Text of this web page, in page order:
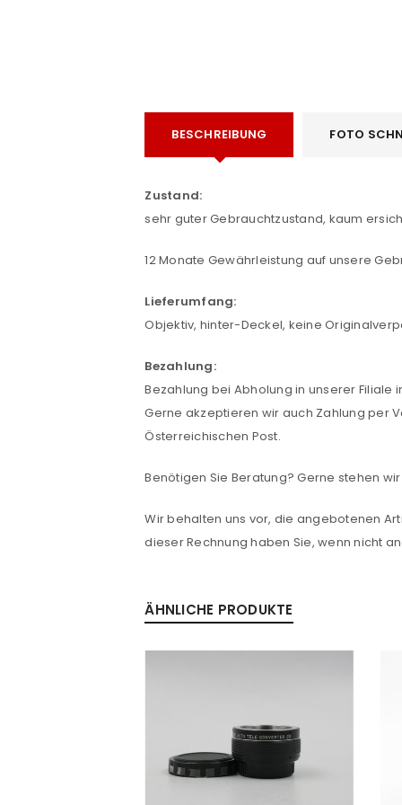
ANMELDEN
PASSWORT VERGESSEN?
BESCHREIBUNG FOTO
Zustand:
sehr guter Gebrauchtzustand, kaum
12 Monate Gewährleistung auf unsere
Lieferumfang:
Objektiv, hinter-Deckel, keine
Bezahlung:
Bezahlung bei Abholung in unserer Filiale
Gerne akzeptieren wir auch Zahlung per
Österreichischen Post.
Benötigen Sie Beratung? Gerne stehen
Wir behalten uns vor, die angebotenen
dieser Rechnung haben Sie, wenn nicht
ÄHNLICHE PRODUKTE